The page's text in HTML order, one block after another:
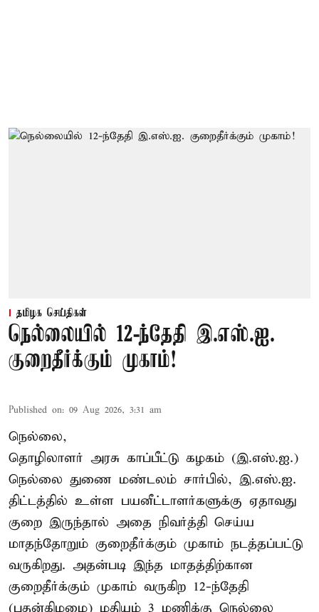
தமிழக செய்திகள்
நெல்லையில் 12-ந்தேதி இ.எஸ்.ஐ.
குறைதீர்க்கும் முகாம்!
Published on: 09 Aug 2026, 3:31 am
நெல்லை,
தொழிலாளர் அரசு காப்பீட்டு கழகம் (இ.எஸ்.ஐ.)
நெல்லை துணை மண்டலம் சார்பில், இ.எஸ்.ஐ.
திட்டத்தில் உள்ள பயனீட்டாளர்களுக்கு ஏதாவது
குறை இருந்தால் அதை நிவர்த்தி செய்ய
மாதந்தோறும் குறைதீர்க்கும் முகாம் நடத்தப்பட்டு
வருகிறது. அதன்படி இந்த மாதத்திற்கான
குறைதீர்க்கும் முகாம் வருகிற 12-ந்தேதி
(புதன்கிழமை) மதியம் 3 மணிக்கு நெல்லை